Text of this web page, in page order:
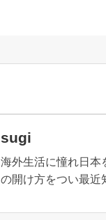
sugi
海外生活に憧れ日本
の開け方をつい最近